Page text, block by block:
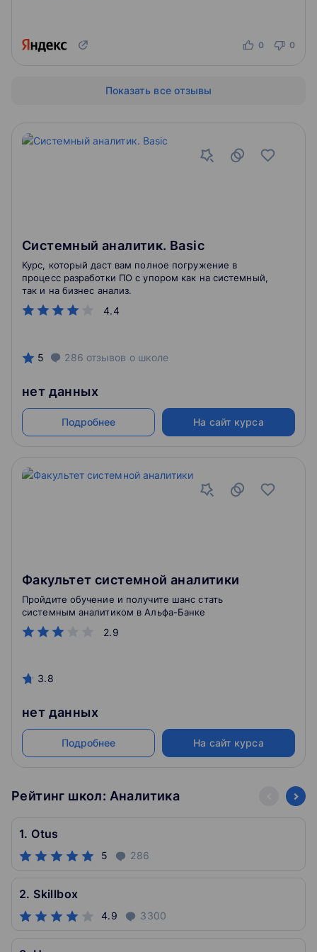
0 0
Показать все отзывы
Системный аналитик. Basic
4.4
Курс, который даст вам полное погружение в
процесс разработки ПО с упором как на системный,
так и на бизнес анализ.
5 286 отзывов о школе
нет данных
Подробнее На сайт курса
Факультет системной аналитики
2.9
Пройдите обучение и получите шанс стать
системным аналитиком в Альфа-Банке
3.8
нет данных
Подробнее На сайт курса
Рейтинг школ: Аналитика
1. Otus
5 286
2. Skillbox
4.9 3300